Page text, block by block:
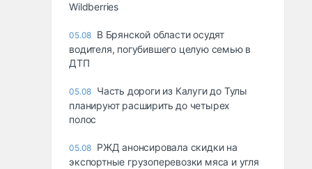
Wildberries
05.08 В Брянской области осудят
водителя, погубившего целую семью в
ДТП
05.08 Часть дороги из Калуги до Тулы
планируют расширить до четырех
полос
05.08 РЖД анонсировала скидки на
экспортные грузоперевозки мяса и угля